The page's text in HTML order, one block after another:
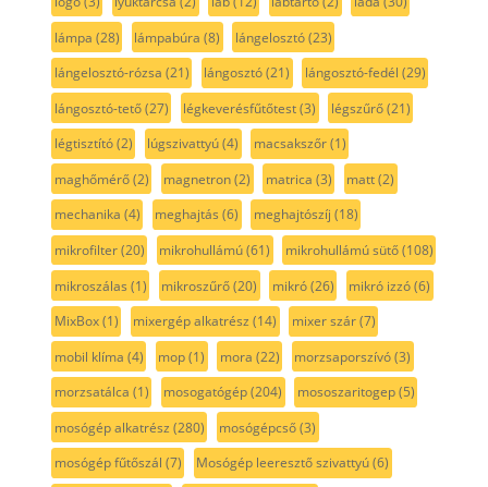
lámpa (28) lámpabúra (8) lángelosztó(23)
lángelosztó-rózsa (21) lángosztó(21) lángosztó-fedél (29)
lángosztó-tető(27) légkeverésfűtőtest(3) légszűrő(21)
légtisztító(2) lúgszivattyú(4) macsakszőr(1)
maghőmérő(2) magnetron(2) matrica (3) matt(2)
mechanika (4) meghajtás (6) meghajtószíj (18)
mikrofilter(20) mikrohullámú(61) mikrohullámú sütő(108)
mikroszálas (1) mikroszűrő(20) mikró(26) mikró izzó(6)
MixBox(1) mixergép alkatrész (14) mixer szár(7)
mobil klíma (4) mop(1) mora (22) morzsaporszívó(3)
morzsatálca (1) mosogatógép(204) mososzaritogep(5)
mosógép alkatrész (280) mosógépcső(3)
mosógép fűtőszál (7) Mosógép leeresztő szivattyú(6)